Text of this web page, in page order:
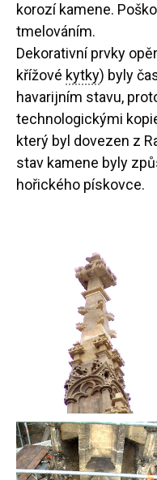
korozí kamene.
tmelováním.
Dekorativní prvky
křížové kytky) byly
havarijním stavu,
technologickými
který byl dovezen z
stav kamene byly
hořického pískovce.